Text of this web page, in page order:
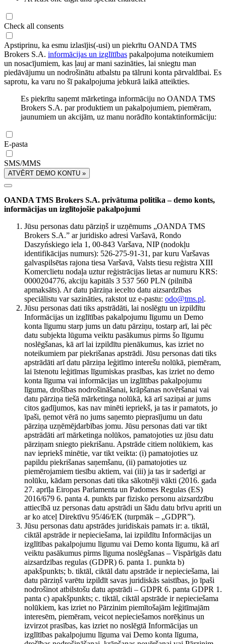
Check all consents
Apstiprinu, ka esmu izlasījis(-usi) un piekrītu OANDA TMS
Brokers S.A. informācijas un izglītības pakalpojuma noteikumiem
un nosacījumiem, kas ļauj ar mani sazināties, lai sniegtu man
piedāvājumu un nodrošinātu atbalstu pa tālruni konta pārvaldībai. Es
saprotu, ka varu no šī pakalpojuma jebkurā laikā atteikties.
Es piekrītu saņemt mārketinga informāciju no OANDA TMS
Brokers S.A. par produktiem un pakalpojumiem, piemēram,
jaunumiem un akcijām, uz manu norādīto kontaktinformāciju:
E-pasta
SMS/MMS
ATVĒRT DEMO KONTU »
OANDA TMS Brokers S.A. privātuma politika – demo konts,
informācijas un izglītojošie pakalpojumi
Jūsu personas datu pārziņš ir uzņēmums „OANDA TMS
Brokers S.A.” ar juridisko adresi Varšavā, Rondo
Daszyńskiego iela 1, 00-843 Varšava, NIP (nodokļu
identifikācijas numurs): 526-275-91-31, par kuru Varšavas
galvaspilsētas rajona tiesa Varšavā, Valsts tiesu reģistra XIII
Komerclietu nodaļa uztur reģistrācijas lietas ar numuru KRS:
0000204776, akciju kapitāls 3 537 560 PLN (pilnībā
apmaksāts). Ar datu pārziņa iecelto datu aizsardzības
speciālistu var sazināties, rakstot uz e-pastu: odo@tms.pl.
Jūsu personas dati tiks apstrādāti, lai noslēgtu un izpildītu
Informācijas un izglītības pakalpojumu līgumu un Demo
konta līgumu starp jums un datu pārziņu, tostarp arī, lai pēc
datu subjekta lūguma veiktu pasākumus pirms šo līgumu
noslēgšanas, kā arī lai izpildītu pienākumus, kas izriet no
noteikumiem par piekrišanas apstrādi. Jūsu personas dati tiks
apstrādāti arī datu pārziņa leģitīmo interešu nolūkā, piemēram,
lai īstenotu leģitīmas līgumiskas prasības, kas izriet no demo
konta līguma vai informācijas un izglītības pakalpojumu
līguma, drošības nodrošināšanai, krāpšanas novēršanai vai
datu pārziņa tiešā mārketinga nolūkā, kā arī saziņai ar jums
citos gadījumos, kas nav minēti iepriekš, ja tas ir pamatots, jo
īpaši, ņemot vērā no jums saņemto pieprasījumu un datu
pārziņa uzņēmējdarbības jomu. Jūsu personas dati var tikt
apstrādāti arī mārketinga nolūkos, pamatojoties uz jūsu datu
pārziņam sniegto piekrišanu. Apstrāde citiem nolūkiem, kas
nav iepriekš minētie, var tikt veikta: (i) pamatojoties uz
papildu piekrišanas saņemšanu, (ii) pamatojoties uz
piemērojamiem tiesību aktiem, vai (iii) ja tas ir saderīgi ar
nolūku, kādam personas dati tika sākotnēji vākti (2016. gada
27. aprīļa Eiropas Parlamenta un Padomes Regulas (ES)
2016/679 6. panta 4. punkts par fizisko personu aizsardzību
attiecībā uz personas datu apstrādi un šādu datu brīvu apriti un
ar ko atceļ Direktīvu 95/46/EK (turpmāk – „GDPR”).
Jūsu personas datu apstrādes juridiskais pamats ir: a. tiktāl,
ciktāl apstrāde ir nepieciešama, lai izpildītu Informācijas un
izglītības pakalpojumu līgumu vai Demo konta līgumu, kā arī
veiktu pasākumus pirms līguma noslēgšanas – Vispārīgās datu
aizsardzības regulas (GDPR) 6. panta 1. punkta b)
apakšpunkts; b. tiktāl, ciktāl datu apstrāde ir nepieciešama, lai
datu pārziņš varētu izpildīt savas juridiskās saistības, jo īpaši
nodrošinot atbilstošu datu apstrādi – GDPR 6. panta GDPR 1.
panta c) apakšpunkts; c. tiktāl, ciktāl apstrāde ir nepieciešama
nolūkiem, kas izriet no Pārzinim piemītošajām leģitīmajām
interesēm, piemēram, veicot nepieciešamos norēķinus un
izvirzot prasības, kas izriet no noslēgtā Informācijas un
izglītības pakalpojumu līguma vai Demo konta līguma,